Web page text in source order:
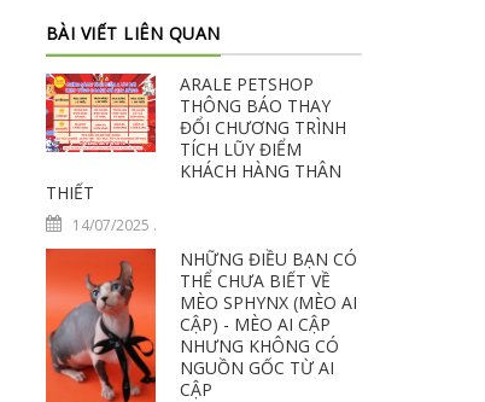
BÀI VIẾT LIÊN QUAN
ARALE PETSHOP
THÔNG BÁO THAY
ĐỔI CHƯƠNG TRÌNH
TÍCH LŨY ĐIỂM
KHÁCH HÀNG THÂN
THIẾT
14/07/2025 .
NHỮNG ĐIỀU BẠN CÓ
THỂ CHƯA BIẾT VỀ
MÈO SPHYNX (MÈO AI
CẬP) - MÈO AI CẬP
NHƯNG KHÔNG CÓ
NGUỒN GỐC TỪ AI
CẬP